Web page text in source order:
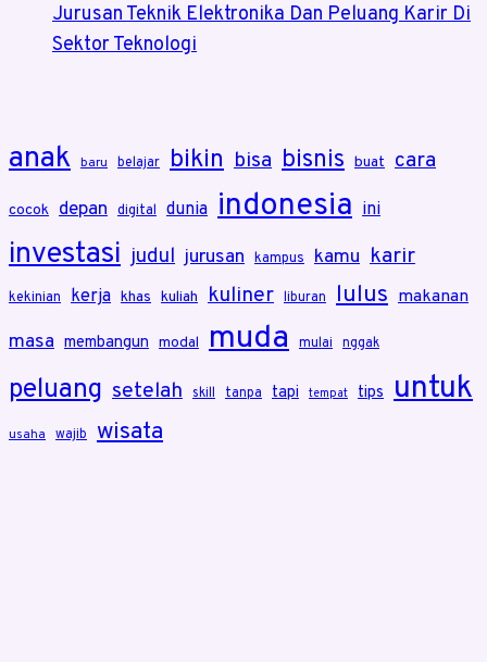
Jurusan Teknik Elektronika Dan Peluang Karir Di
Sektor Teknologi
anak baru belajar bikin bisa bisnis buat cara
cocok depan digital dunia indonesia ini
investasi judul jurusan kampus kamu karir
kekinian kerja khas kuliah kuliner liburan lulus makanan
masa membangun modal muda mulai nggak
peluang setelah skill tanpa tapi tempat tips untuk
usaha wajib wisata